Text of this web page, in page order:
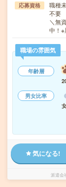
応募資格
職種
不要
＼無
中！
職場の雰囲気
年齢層
男女比率
気になる!
派遣会